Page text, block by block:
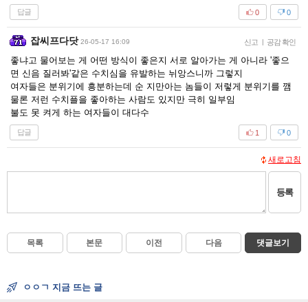
답글 0
0
잡씨프다닷 26-05-17 16:09 신고 | 공감 확인
좋냐고 물어보는 게 어떤 방식이 좋은지 서로 알아가는 게 아니라 '좋으
면 신음 질러봐'같은 수치심을 유발하는 뉘앙스니까 그렇지
여자들은 분위기에 흥분하는데 순 지만아는 놈들이 저렇게 분위기를 깸
물론 저런 수치플을 좋아하는 사람도 있지만 극히 일부임
불도 못 켜게 하는 여자들이 대다수
답글 0
1
새로고침
등록
목록 본문 이전 다음 댓글보기
ㅇㅇㄱ 지금 뜨는 글